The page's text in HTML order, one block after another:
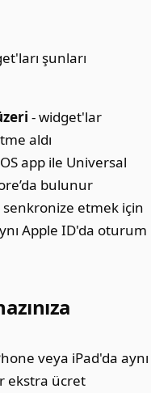
şunları
- widget'lar
aldı
app ile Universal
bulunur
senkronize etmek için
Apple ID'da oturum
veya iPad'da aynı
ekstra ücret